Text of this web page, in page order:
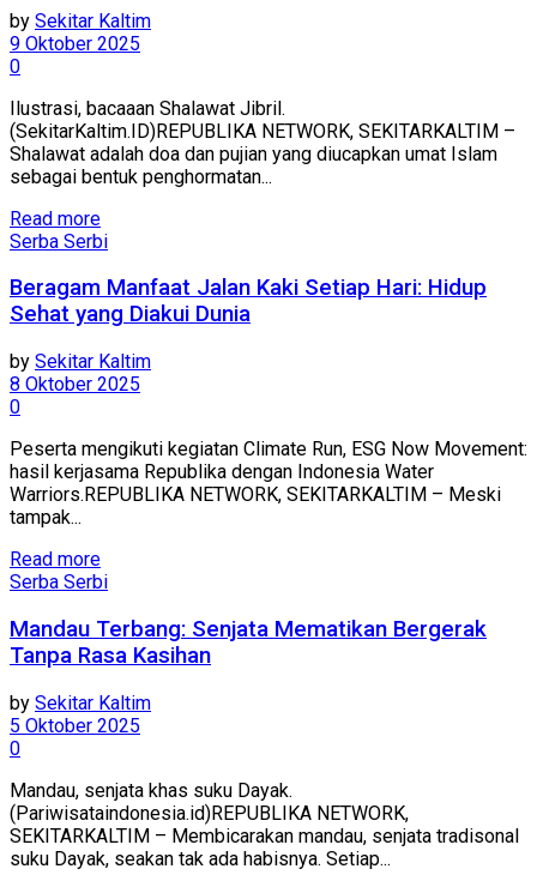
by Sekitar Kaltim
9 Oktober 2025
0
Ilustrasi, bacaaan Shalawat Jibril.
(SekitarKaltim.ID)REPUBLIKA NETWORK, SEKITARKALTIM –
Shalawat adalah doa dan pujian yang diucapkan umat Islam
sebagai bentuk penghormatan...
Read more
Serba Serbi
Beragam Manfaat Jalan Kaki Setiap Hari: Hidup
Sehat yang Diakui Dunia
by Sekitar Kaltim
8 Oktober 2025
0
Peserta mengikuti kegiatan Climate Run, ESG Now Movement:
hasil kerjasama Republika dengan Indonesia Water
Warriors.REPUBLIKA NETWORK, SEKITARKALTIM – Meski
tampak...
Read more
Serba Serbi
Mandau Terbang: Senjata Mematikan Bergerak
Tanpa Rasa Kasihan
by Sekitar Kaltim
5 Oktober 2025
0
Mandau, senjata khas suku Dayak.
(Pariwisataindonesia.id)REPUBLIKA NETWORK,
SEKITARKALTIM – Membicarakan mandau, senjata tradisonal
suku Dayak, seakan tak ada habisnya. Setiap...